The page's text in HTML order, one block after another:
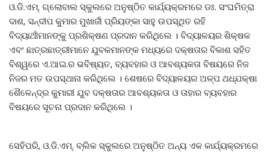
ଓ.ଡି.ଏମ୍‌. ଗ୍ଲୋବାଲ ସ୍କୁଲରେ ଅନୁଷ୍ଠିତ କାର୍ଯ୍ୟକ୍ରମରେ ଡଃ. ସଂଘମିତ୍ରା
ଦାଶ, ସନ୍ଦୀପ କୁମାର ମୁଖାର୍ଜୀ ପ୍ରିୟଙ୍କା ସାହୁ ଉପସ୍ଥିତ ରହି
ବିଦ୍ୟାର୍ଥୀମାନଙ୍କୁ ପ୍ରଶିକ୍ଷଣ ପ୍ରଦାନ କରିଥିଲେ । ବିଦ୍ୟାଳୟର ଶିକ୍ଷକ
ଏବଂ ଛାତ୍ରଛାତ୍ରୀମାନେ ଯୁବକମାନଙ୍କ ମଧ୍ୟରେ ଦକ୍ଷତାର ବିକାଶ ସହିତ
ବିଶ୍ୱରେ ଏ.ଆଇ.ର ଭବିଷ୍ୟତ, ବ୍ୟବହାର ଓ ଆବଶ୍ୟକତା ବିଷୟରେ ନିଜ
ନିଜର ମତ ଉପସ୍ଥାନା କରିଥିଲେ । ଶେଷରେ ବିଦ୍ୟାଳୟର ଅଳ୍ପ ଥଧ୍‌ଯକ୍ଷା
ଶୈଳେନ୍ଦ୍ର କୁମାରୀ ଯୁବ ଦକ୍ଷତାର ଆବଶ୍ୟକତା ଓ ତାହାର ବ୍ୟବହାର
ବିଷୟରେ ସୂଚନା ପ୍ରଦାନ କରିଥିଲେ ।
ସେହିପରି, ଓ.ଡି.ଏମ୍‌. ବ୍ଲିକ ସ୍କୁଲରେ ଅନୁଷ୍ଠିତ ଅନ୍ୟ ଏକ କାର୍ଯ୍ୟକ୍ରମରେ